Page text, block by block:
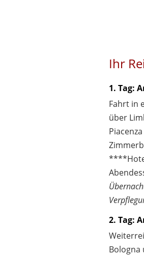
Ihr
1. Tag:
Fahrt in
über
2. Tag:
Bologna